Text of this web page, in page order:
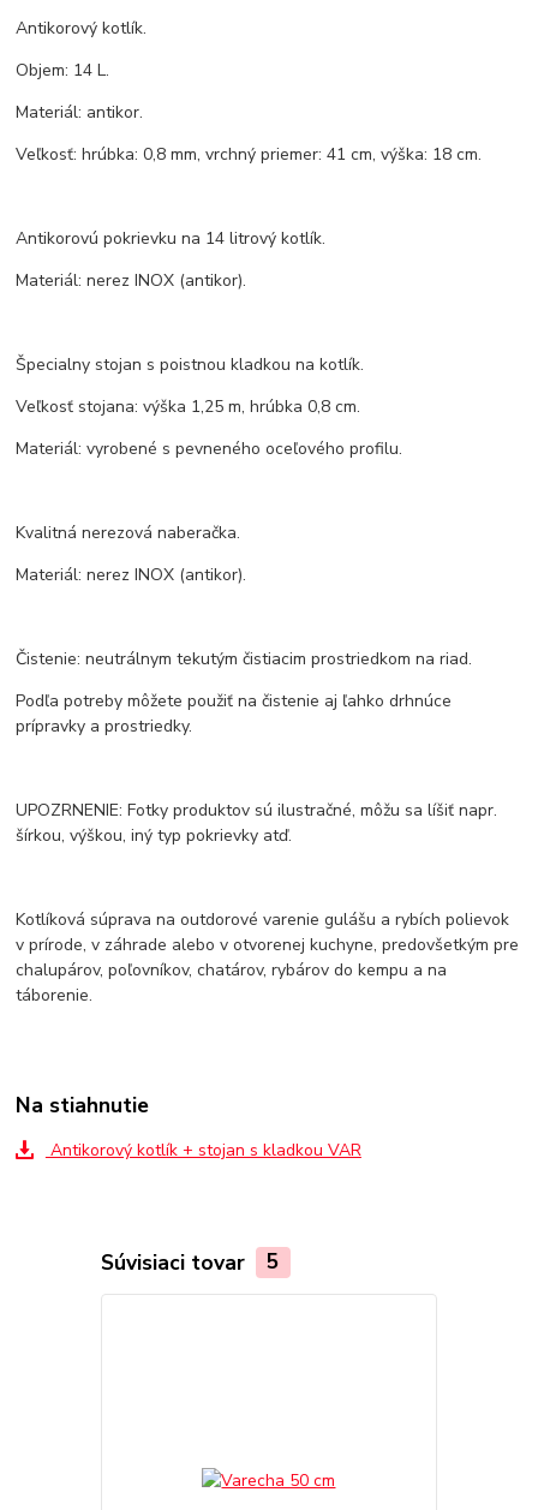
Antikorový kotlík.
Objem: 14 L.
Materiál: antikor.
Veľkosť: hrúbka: 0,8 mm, vrchný priemer: 41 cm, výška: 18 cm.
Antikorovú pokrievku na 14 litrový kotlík.
Materiál: nerez INOX (antikor).
Špecialny stojan s poistnou kladkou na kotlík.
Veľkosť stojana: výška 1,25 m, hrúbka 0,8 cm.
Materiál: vyrobené s pevneného oceľového profilu.
Kvalitná nerezová naberačka.
Materiál: nerez INOX (antikor).
Čistenie: neutrálnym tekutým čistiacim prostriedkom na riad.
Podľa potreby môžete použiť na čistenie aj ľahko drhnúce
prípravky a prostriedky.
UPOZRNENIE: Fotky produktov sú ilustračné, môžu sa líšiť napr.
šírkou, výškou, iný typ pokrievky atď.
Kotlíková súprava na outdorové varenie gulášu a rybích polievok
v prírode, v záhrade alebo v otvorenej kuchyne, predovšetkým pre
chalupárov, poľovníkov, chatárov, rybárov do kempu a na
táborenie.
Na stiahnutie
Antikorový kotlík + stojan s kladkou VAR
Súvisiaci tovar 5